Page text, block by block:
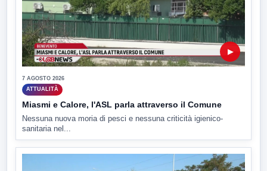
▶
7 AGOSTO 2026
ATTUALITÀ
Miasmi e Calore, l'ASL parla attraverso il Comune
Nessuna nuova moria di pesci e nessuna criticità igienico-
sanitaria nel...